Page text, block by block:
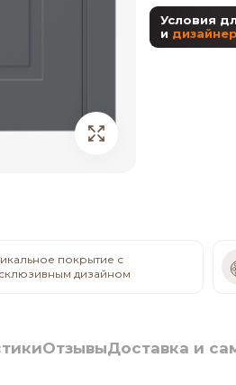
Условия
и
покрытие с
дизайном
ОтзывыДоставка и